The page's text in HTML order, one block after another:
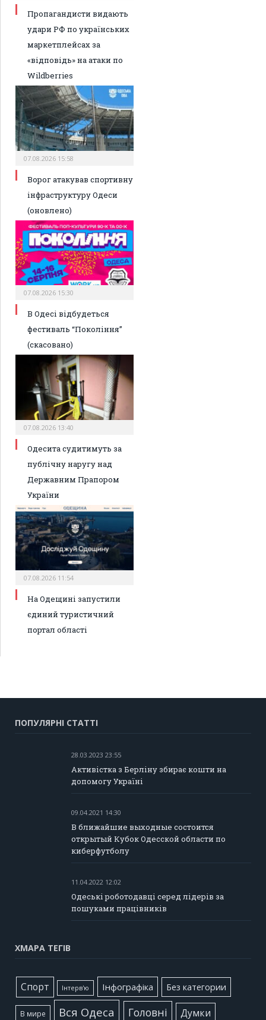
Пропагандисти видають
удари РФ по українських
маркетплейсах за
«відповідь» на атаки по
Wildberries
07.08.2026 15:58
Ворог атакував спортивну
інфраструктуру Одеси
(оновлено)
07.08.2026 15:30
В Одесі відбудеться
фестиваль “Покоління”
(скасовано)
07.08.2026 13:40
Одесита судитимуть за
публічну наругу над
Державним Прапором
України
07.08.2026 11:54
На Одещині запустили
єдиний туристичний
портал області
ПОПУЛЯРНІ СТАТТІ
28.03.2023 23:55
Активістка з Берліну збирає кошти на
допомогу Україні
09.04.2021 14:30
В ближайшие выходные состоится
открытый Кубок Одесской области по
киберфутболу
11.04.2022 12:02
Одеські роботодавці серед лідерів за
пошуками працівників
ХМАРА ТЕГІВ
Cпорт Інтерв'ю Інфографіка Без категории
В мире Вся Одеса Головні Думки